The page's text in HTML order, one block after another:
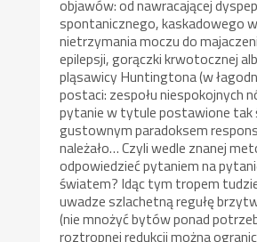
objawów: od nawracającej
spontanicznego, kaskadowego
nietrzymania moczu do
epilepsji, gorączki krwotocznej
pląsawicy Huntingtona (w
postaci: zespołu niespokojnych
pytanie w tytule postawione tak
gustownym paradoksem
należało… Czyli wedle znanej
odpowiedzieć pytaniem na
światem? Idąc tym tropem
uwadze szlachetną regułę
(nie mnożyć bytów ponad
roztropnej redukcji można